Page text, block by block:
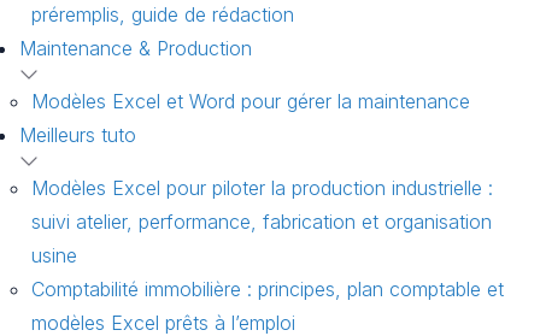
préremplis, guide de rédaction
Maintenance & Production
Modèles Excel et Word pour gérer la maintenance
Meilleurs tuto
Modèles Excel pour piloter la production industrielle :
suivi atelier, performance, fabrication et organisation
usine
Comptabilité immobilière : principes, plan comptable et
modèles Excel prêts à l’emploi